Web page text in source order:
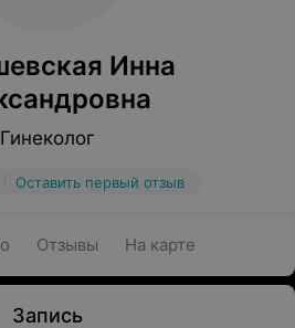
Инна
Гинеколог
Оставить первый отзыв
Отзывы На карте
Запись